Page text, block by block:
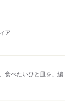
ア
食べたいひと皿を、編